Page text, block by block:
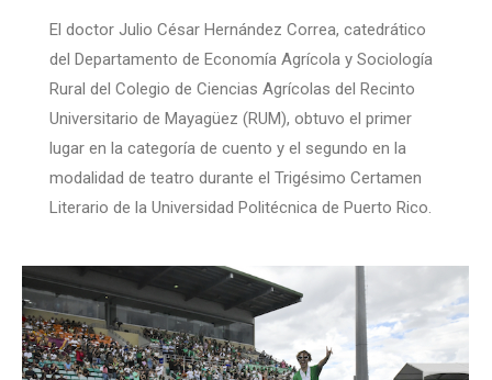
El doctor Julio César Hernández Correa, catedrático
del Departamento de Economía Agrícola y Sociología
Rural del Colegio de Ciencias Agrícolas del Recinto
Universitario de Mayagüez (RUM), obtuvo el primer
lugar en la categoría de cuento y el segundo en la
modalidad de teatro durante el Trigésimo Certamen
Literario de la Universidad Politécnica de Puerto Rico.